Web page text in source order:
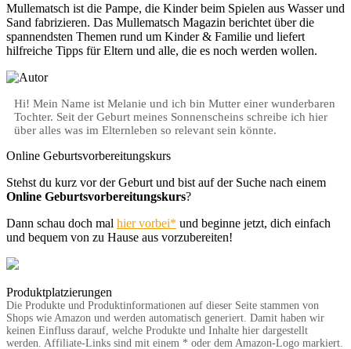
Mullematsch ist die Pampe, die Kinder beim Spielen aus Wasser und
Sand fabrizieren. Das Mullematsch Magazin berichtet über die
spannendsten Themen rund um Kinder & Familie und liefert
hilfreiche Tipps für Eltern und alle, die es noch werden wollen.
Hi! Mein Name ist Melanie und ich bin Mutter einer wunderbaren
Tochter. Seit der Geburt meines Sonnenscheins schreibe ich hier
über alles was im Elternleben so relevant sein könnte.
Online Geburtsvorbereitungskurs
Stehst du kurz vor der Geburt und bist auf der Suche nach einem
Online Geburtsvorbereitungskurs?
Dann schau doch mal hier vorbei* und beginne jetzt, dich einfach
und bequem von zu Hause aus vorzubereiten!
Produktplatzierungen